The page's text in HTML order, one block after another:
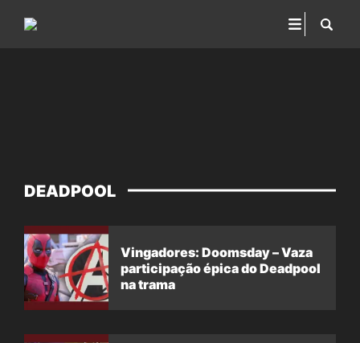
DEADPOOL
Vingadores: Doomsday – Vaza
participação épica do Deadpool
na trama